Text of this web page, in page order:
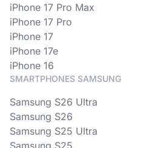
iPhone 17 Pro Max
iPhone 17 Pro
iPhone 17
iPhone 17e
iPhone 16
SMARTPHONES SAMSUNG
Samsung S26 Ultra
Samsung S26
Samsung S25 Ultra
Samsung S25